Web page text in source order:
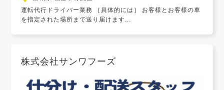
運転代行ドライバー業務 ［具体的には］ お客様とお客様の車
を指定された場所まで送り届けます...
株式会社サンワフーズ